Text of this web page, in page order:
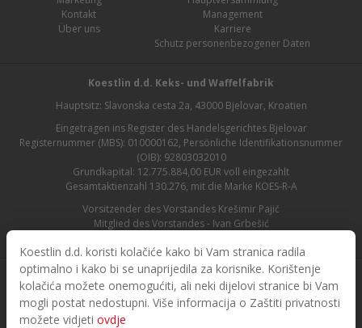
Koestlin d.d. koristi kolačiće kako bi Vam stranica radila
optimalno i kako bi se unaprijedila za korisnike. Korištenje
kolačića možete onemogućiti, ali neki dijelovi stranice bi Vam
mogli postat nedostupni. Više informacija o Zaštiti privatnosti
možete vidjeti ovdje
Kontakt
Über uns
Management
Karriere
Schutz personenbezogener Daten
Koestlin d.d. Keks- und Waffelfabrik
Hauptsitz: Slavonska cesta 2a, 43000 Bjelovar, Kroatien
Eingetragen ins Register des Handelsgerichtes Bjelovar
Registernummer (MBS): 010000162, Persönliche Identifikationsnummer
(OIB): 92803032010
Grundkapital: 12.775.884,00 EUR voll eingezahlt
Gesamtaktienzahl 130.276, mit die Marke KOES-R-A
Vorsitzender des Vorstandes Krešimir Pajić
Mitglied des Vorstandes - Ivan Grbešić